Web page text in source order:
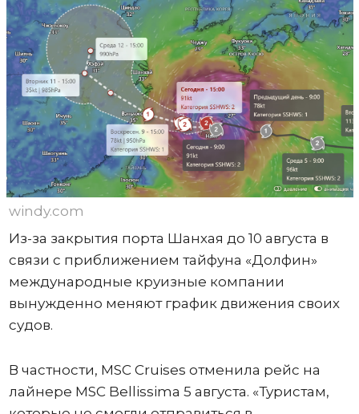
windy.com
Из-за закрытия порта Шанхая до 10 августа в
связи с приближением тайфуна «Долфин»
международные круизные компании
вынужденно меняют график движения своих
судов.
В частности, MSC Cruises отменила рейс на
лайнере MSC Bellissima 5 августа. «Туристам,